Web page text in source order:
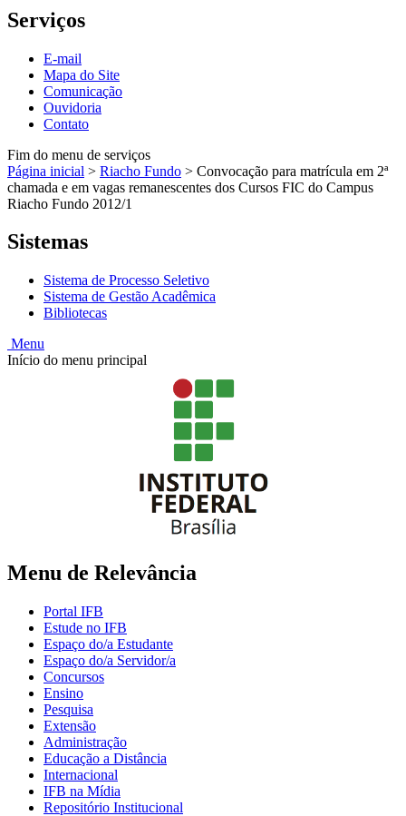
Serviços
E-mail
Mapa do Site
Comunicação
Ouvidoria
Contato
Fim do menu de serviços
Página inicial > Riacho Fundo > Convocação para matrícula em 2ª
chamada e em vagas remanescentes dos Cursos FIC do Campus
Riacho Fundo 2012/1
Sistemas
Sistema de Processo Seletivo
Sistema de Gestão Acadêmica
Bibliotecas
Menu
Início do menu principal
Menu de Relevância
Portal IFB
Estude no IFB
Espaço do/a Estudante
Espaço do/a Servidor/a
Concursos
Ensino
Pesquisa
Extensão
Administração
Educação a Distância
Internacional
IFB na Mídia
Repositório Institucional